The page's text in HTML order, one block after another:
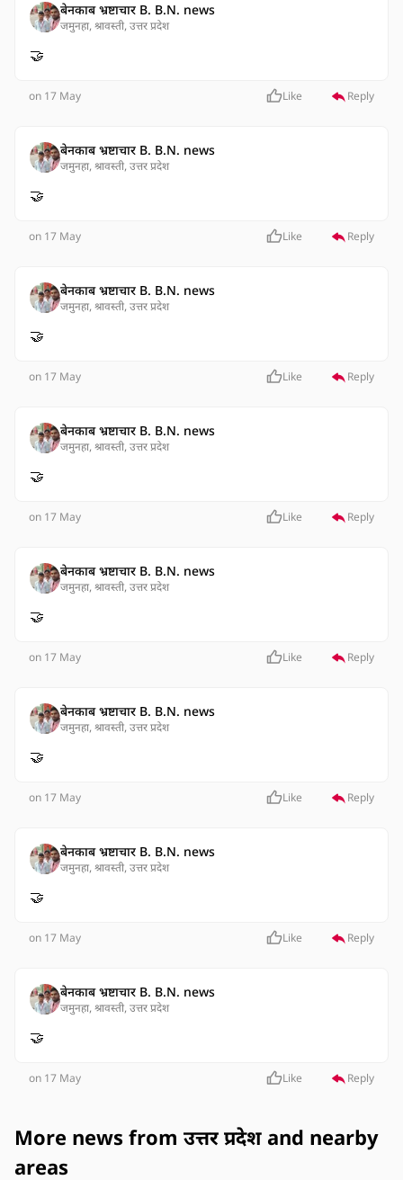
बेनकाब भ्रष्टाचार B. B.N. news
जमुनहा, श्रावस्ती, उत्तर प्रदेश
🤝
on 17 May Like Reply
बेनकाब भ्रष्टाचार B. B.N. news
जमुनहा, श्रावस्ती, उत्तर प्रदेश
🤝
on 17 May Like Reply
बेनकाब भ्रष्टाचार B. B.N. news
जमुनहा, श्रावस्ती, उत्तर प्रदेश
🤝
on 17 May Like Reply
बेनकाब भ्रष्टाचार B. B.N. news
जमुनहा, श्रावस्ती, उत्तर प्रदेश
🤝
on 17 May Like Reply
बेनकाब भ्रष्टाचार B. B.N. news
जमुनहा, श्रावस्ती, उत्तर प्रदेश
🤝
on 17 May Like Reply
बेनकाब भ्रष्टाचार B. B.N. news
जमुनहा, श्रावस्ती, उत्तर प्रदेश
🤝
on 17 May Like Reply
बेनकाब भ्रष्टाचार B. B.N. news
जमुनहा, श्रावस्ती, उत्तर प्रदेश
🤝
on 17 May Like Reply
बेनकाब भ्रष्टाचार B. B.N. news
जमुनहा, श्रावस्ती, उत्तर प्रदेश
🤝
on 17 May Like Reply
More news from उत्तर प्रदेश and nearby
areas